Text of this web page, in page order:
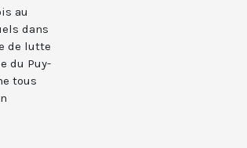
au
dans
de lutte
du Puy-
tous